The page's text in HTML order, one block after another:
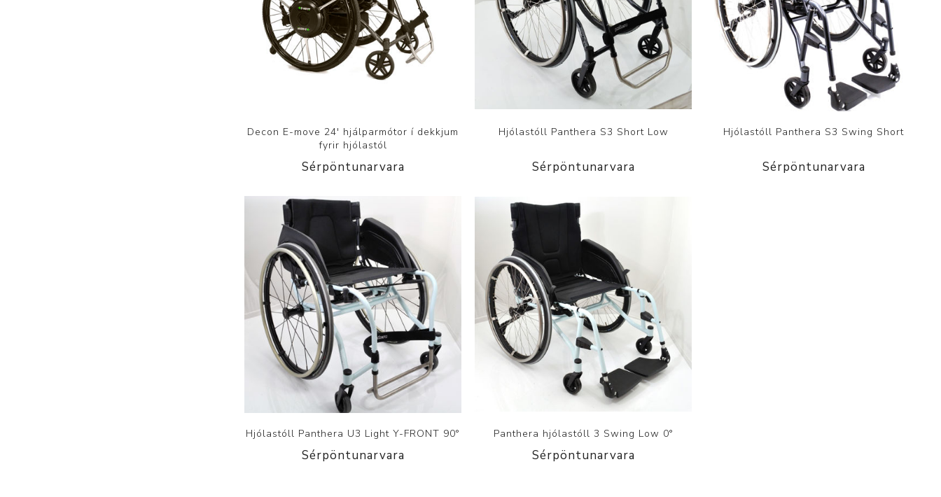
Decon E-move 24' hjálparmótor í dekkjum
fyrir hjólastól
Sérpöntunarvara
Hjólastóll Panthera S3 Short Low
Sérpöntunarvara
Hjólastóll Panthera S3 Swing Short
Sérpöntunarvara
Hjólastóll Panthera U3 Light Y-FRONT 90°
Sérpöntunarvara
Panthera hjólastóll 3 Swing Low 0°
Sérpöntunarvara